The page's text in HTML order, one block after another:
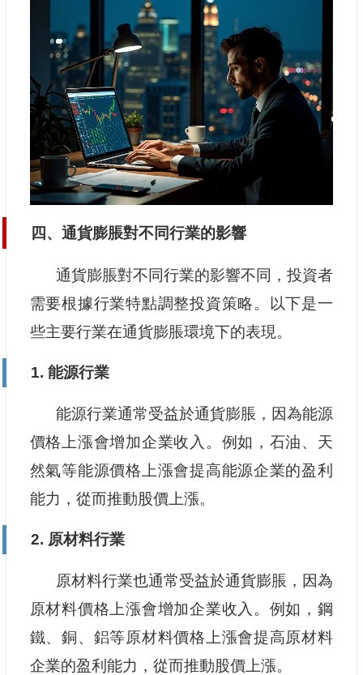
四、通貨膨脹對不同行業的影響
通貨膨脹對不同行業的影響不同，投資者
需要根據行業特點調整投資策略。以下是一
些主要行業在通貨膨脹環境下的表現。
1. 能源行業
能源行業通常受益於通貨膨脹，因為能源
價格上漲會增加企業收入。例如，石油、天
然氣等能源價格上漲會提高能源企業的盈利
能力，從而推動股價上漲。
2. 原材料行業
原材料行業也通常受益於通貨膨脹，因為
原材料價格上漲會增加企業收入。例如，鋼
鐵、銅、鋁等原材料價格上漲會提高原材料
企業的盈利能力，從而推動股價上漲。